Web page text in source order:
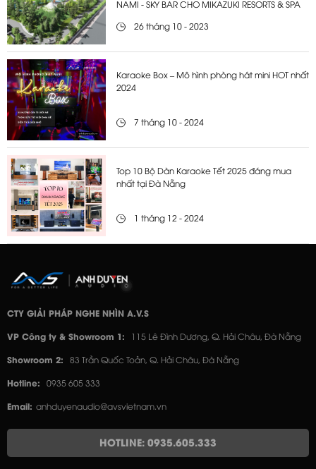
NAMI - SKY BAR CHO MIKAZUKI RESORTS & SPA
26 tháng 10 - 2023
Karaoke Box – Mô hình phòng hát mini HOT nhất
2024
7 tháng 10 - 2024
Top 10 Bộ Dàn Karaoke Tết 2025 đáng mua
nhất tại Đà Nẵng
1 tháng 12 - 2024
CTY GIẢI PHÁP NGHE NHÌN A.V.S
VP Công ty & Showroom 1: 115 Lê Đình Dương, Q. Hải Châu, Đà Nẵng
Showroom 2: 83 Trần Quốc Toản, Q. Hải Châu, Đà Nẵng
Hotline: 0935 605 333
Email: anhduyenaudio@avsvietnam.vn
HOTLINE: 0935.605.333